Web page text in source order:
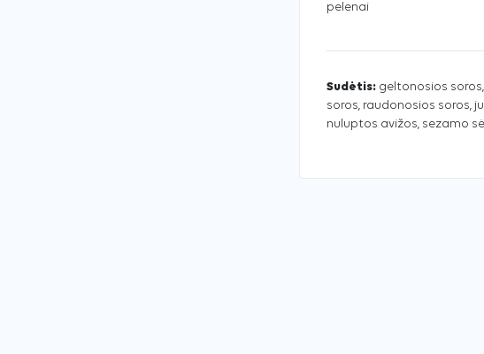
pelenai
Sudėtis: geltonosios
soros, raudonosios soros,
nuluptos avižos, sezamo